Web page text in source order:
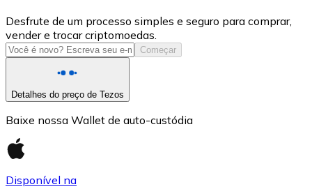
USD Coin
USDC
Desfrute de um processo simples e seguro para comprar,
vender e trocar criptomoedas.
Começar
Detalhes do preço de Tezos
Baixe nossa Wallet de auto-custódia
Disponível na